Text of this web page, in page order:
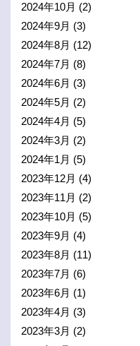
2024年10月 (2)
2024年9月 (3)
2024年8月 (12)
2024年7月 (8)
2024年6月 (3)
2024年5月 (2)
2024年4月 (5)
2024年3月 (2)
2024年1月 (5)
2023年12月 (4)
2023年11月 (2)
2023年10月 (5)
2023年9月 (4)
2023年8月 (11)
2023年7月 (6)
2023年6月 (1)
2023年4月 (3)
2023年3月 (2)